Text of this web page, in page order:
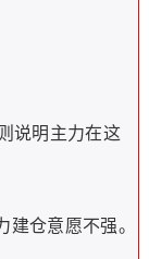
说明主力在这
仓意愿不强。